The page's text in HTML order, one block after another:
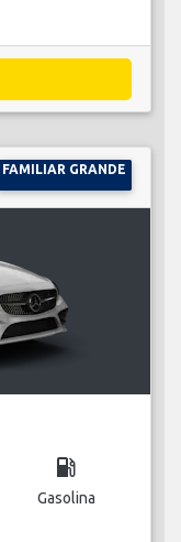
FAMILIAR GRANDE
local_gas_station
Gasolina